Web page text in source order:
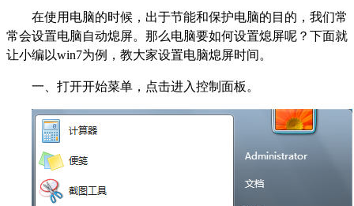
在使用电脑的时候，出于节能和保护电脑的目的，我们常
常会设置电脑自动熄屏。那么电脑要如何设置熄屏呢？下面就
让小编以win7为例，教大家设置电脑熄屏时间。
一、打开开始菜单，点击进入控制面板。